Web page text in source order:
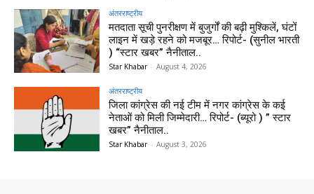
अंतरराष्ट्रीय
मतदाता सूची पुनरीक्षण में बुजुर्गों की बढ़ी मुश्किलें, घंटों
लाइन में खड़े रहने को मजबूर… रिपोर्ट- (सुनील भारती
) “स्टार खबर” नैनीताल..
Star Khabar - August 4, 2026
अंतरराष्ट्रीय
जिला कांग्रेस की नई टीम में नगर कांग्रेस के कई
नेताओं को मिली जिम्मेदारी… रिपोर्ट- (ब्यूरो ) ” स्टार
खबर” नैनीताल..
Star Khabar - August 3, 2026